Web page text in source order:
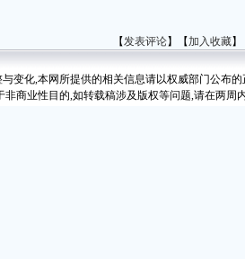
【发表评论】【加入收藏】
变化,本网所提供的相关信息请以权威部门公布
商业性目的,如转载稿涉及版权等问题,请在两周